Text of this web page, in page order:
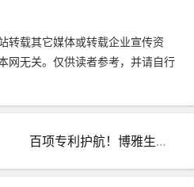
转载其它媒体或转载企业宣传资
网无关。仅供读者参考，并请自行
百项专利护航！博雅生命从细胞到外泌体，持续突破再生医学边界